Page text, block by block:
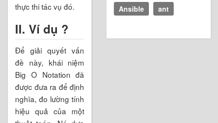
thực thi tác vụ đó.
II. Ví dụ ?
Để giải quyết vấn
đề này, khái niệm
Big O Notation đã
được đưa ra để định
nghĩa, đo lường tính
hiệu quả của một
Ansible
ant